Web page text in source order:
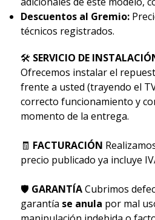
Descuentos al Gremio:
técnicos registrados.
🛠 SERVICIO DE
Ofrecemos instalar el
frente a usted (trayendo el
correcto funcionamiento y
momento de la entrega.
🧾 FACTURACIÓN
precio publicado ya incluye
🛡 GARANTÍACubrimos
garantía se anula por mal